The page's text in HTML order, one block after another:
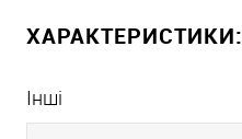
ХАРАКТЕРИСТИКИ:
Інші